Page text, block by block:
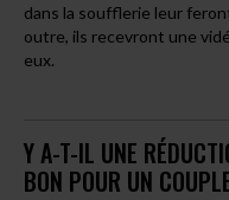
dans la soufflerie leur
outre, ils recevront une
eux.
Y A-T-IL UNE
BON POUR UN